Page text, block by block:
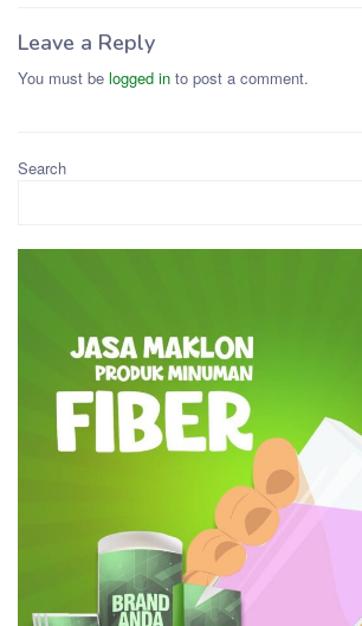
Leave a Reply
You must be logged in to post a comment.
Search